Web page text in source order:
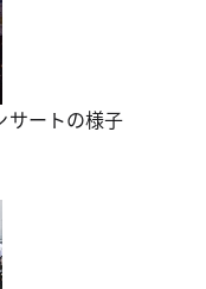
サートの様子